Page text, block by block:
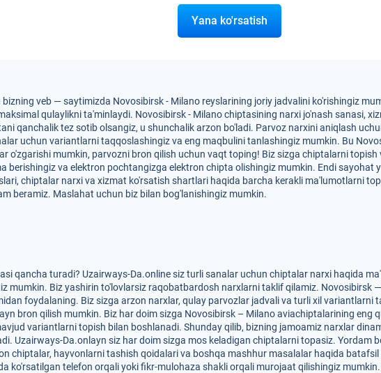
Yana ko'rsatish
veb — saytimizda Novosibirsk - Milano reyslarining joriy jadvalini ko'rishingiz
qulaylikni ta'minlaydi. Novosibirsk - Milano chiptasining narxi jo'nash sanasi,
qanchalik tez sotib olsangiz, u shunchalik arzon bo'ladi. Parvoz narxini aniqlash
uchun variantlarni taqqoslashingiz va eng maqbulini tanlashingiz mumkin. Bu
o'zgarishi mumkin, parvozni bron qilish uchun vaqt toping! Biz sizga chiptalarni
berishingiz va elektron pochtangizga elektron chipta olishingiz mumkin. Endi sayohat
chiptalar narxi va xizmat ko'rsatish shartlari haqida barcha kerakli ma'lumotlarni
beramiz. Maslahat uchun biz bilan bog'lanishingiz mumkin.
qancha turadi? Uzairways-Da.online siz turli sanalar uchun chiptalar narxi haqida
mumkin. Biz yashirin to'lovlarsiz raqobatbardosh narxlarni taklif qilamiz. Novosibirsk
foydalaning. Biz sizga arzon narxlar, qulay parvozlar jadvali va turli xil variantlarni
bron qilish mumkin. Biz har doim sizga Novosibirsk – Milano aviachiptalarining eng
variantlarni topish bilan boshlanadi. Shunday qilib, bizning jamoamiz narxlar
Uzairways-Da.onlayn siz har doim sizga mos keladigan chiptalarni topasiz. Yordam
chiptalar, hayvonlarni tashish qoidalari va boshqa mashhur masalalar haqida
ko'rsatilgan telefon orqali yoki fikr-mulohaza shakli orqali murojaat qilishingiz